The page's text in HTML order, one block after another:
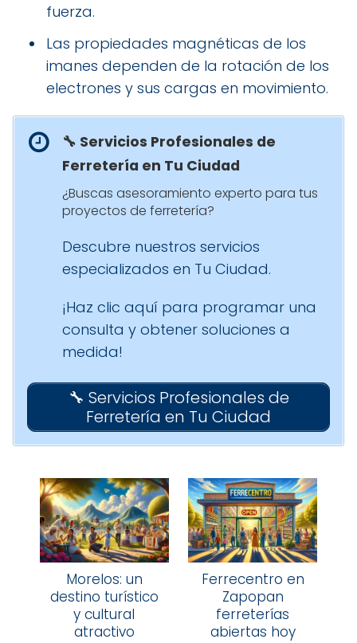
fuerza.
Las propiedades magnéticas de los
imanes dependen de la rotación de los
electrones y sus cargas en movimiento.
🔧 Servicios Profesionales de
Ferretería en Tu Ciudad
¿Buscas asesoramiento experto para tus
proyectos de ferretería?
Descubre nuestros servicios
especializados en Tu Ciudad.
¡Haz clic aquí para programar una
consulta y obtener soluciones a
medida!
🔧 Servicios Profesionales de
Ferretería en Tu Ciudad
Morelos: un
destino turístico
y cultural
atractivo
Ferrecentro en
Zapopan
ferreterías
abiertas hoy